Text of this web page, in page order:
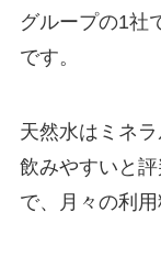
グループの1社
です。
天然水はミネ
飲みやすいと
で、月々の利用